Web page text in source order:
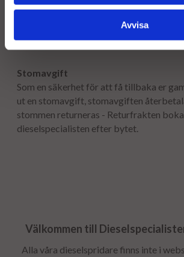
Avvisa
12 månaders garanti.
Stomavgift
Som en säkerhet för att få tillbaka er
ut en stomavgift, stomavgiften
stommen returneras - Returfrakten
dieselspecialisten efter bytet.
Välkommen till
Alla våra dieselspridare finns inte i